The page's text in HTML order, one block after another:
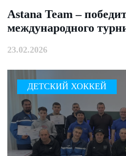
Astana Team –
международного
23.02.2026
ДЕТСКИЙ ХОККЕЙ